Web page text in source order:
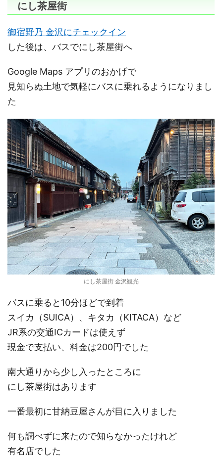
にし茶屋街
御宿野乃 金沢にチェックイン
した後は、バスでにし茶屋街へ
Google Maps アプリのおかげで
見知らぬ土地で気軽にバスに乗れるようになりまし
た
にし茶屋街 金沢観光
バスに乗ると10分ほどで到着
スイカ（SUICA）、キタカ（KITACA）など
JR系の交通ICカードは使えず
現金で支払い、料金は200円でした
南大通りから少し入ったところに
にし茶屋街はあります
一番最初に甘納豆屋さんが目に入りました
何も調べずに来たので知らなかったけれど
有名店でした